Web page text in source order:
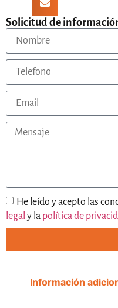
Solicitud de
He leído y acepto las
legal y la política de
Información